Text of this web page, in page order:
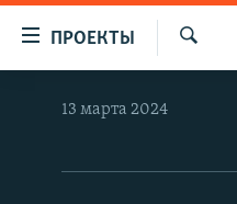
ПРОЕКТЫ
ПРОГРАММЫ
АВТОРСКИЕ ПРОЕКТЫ
13 марта 2024